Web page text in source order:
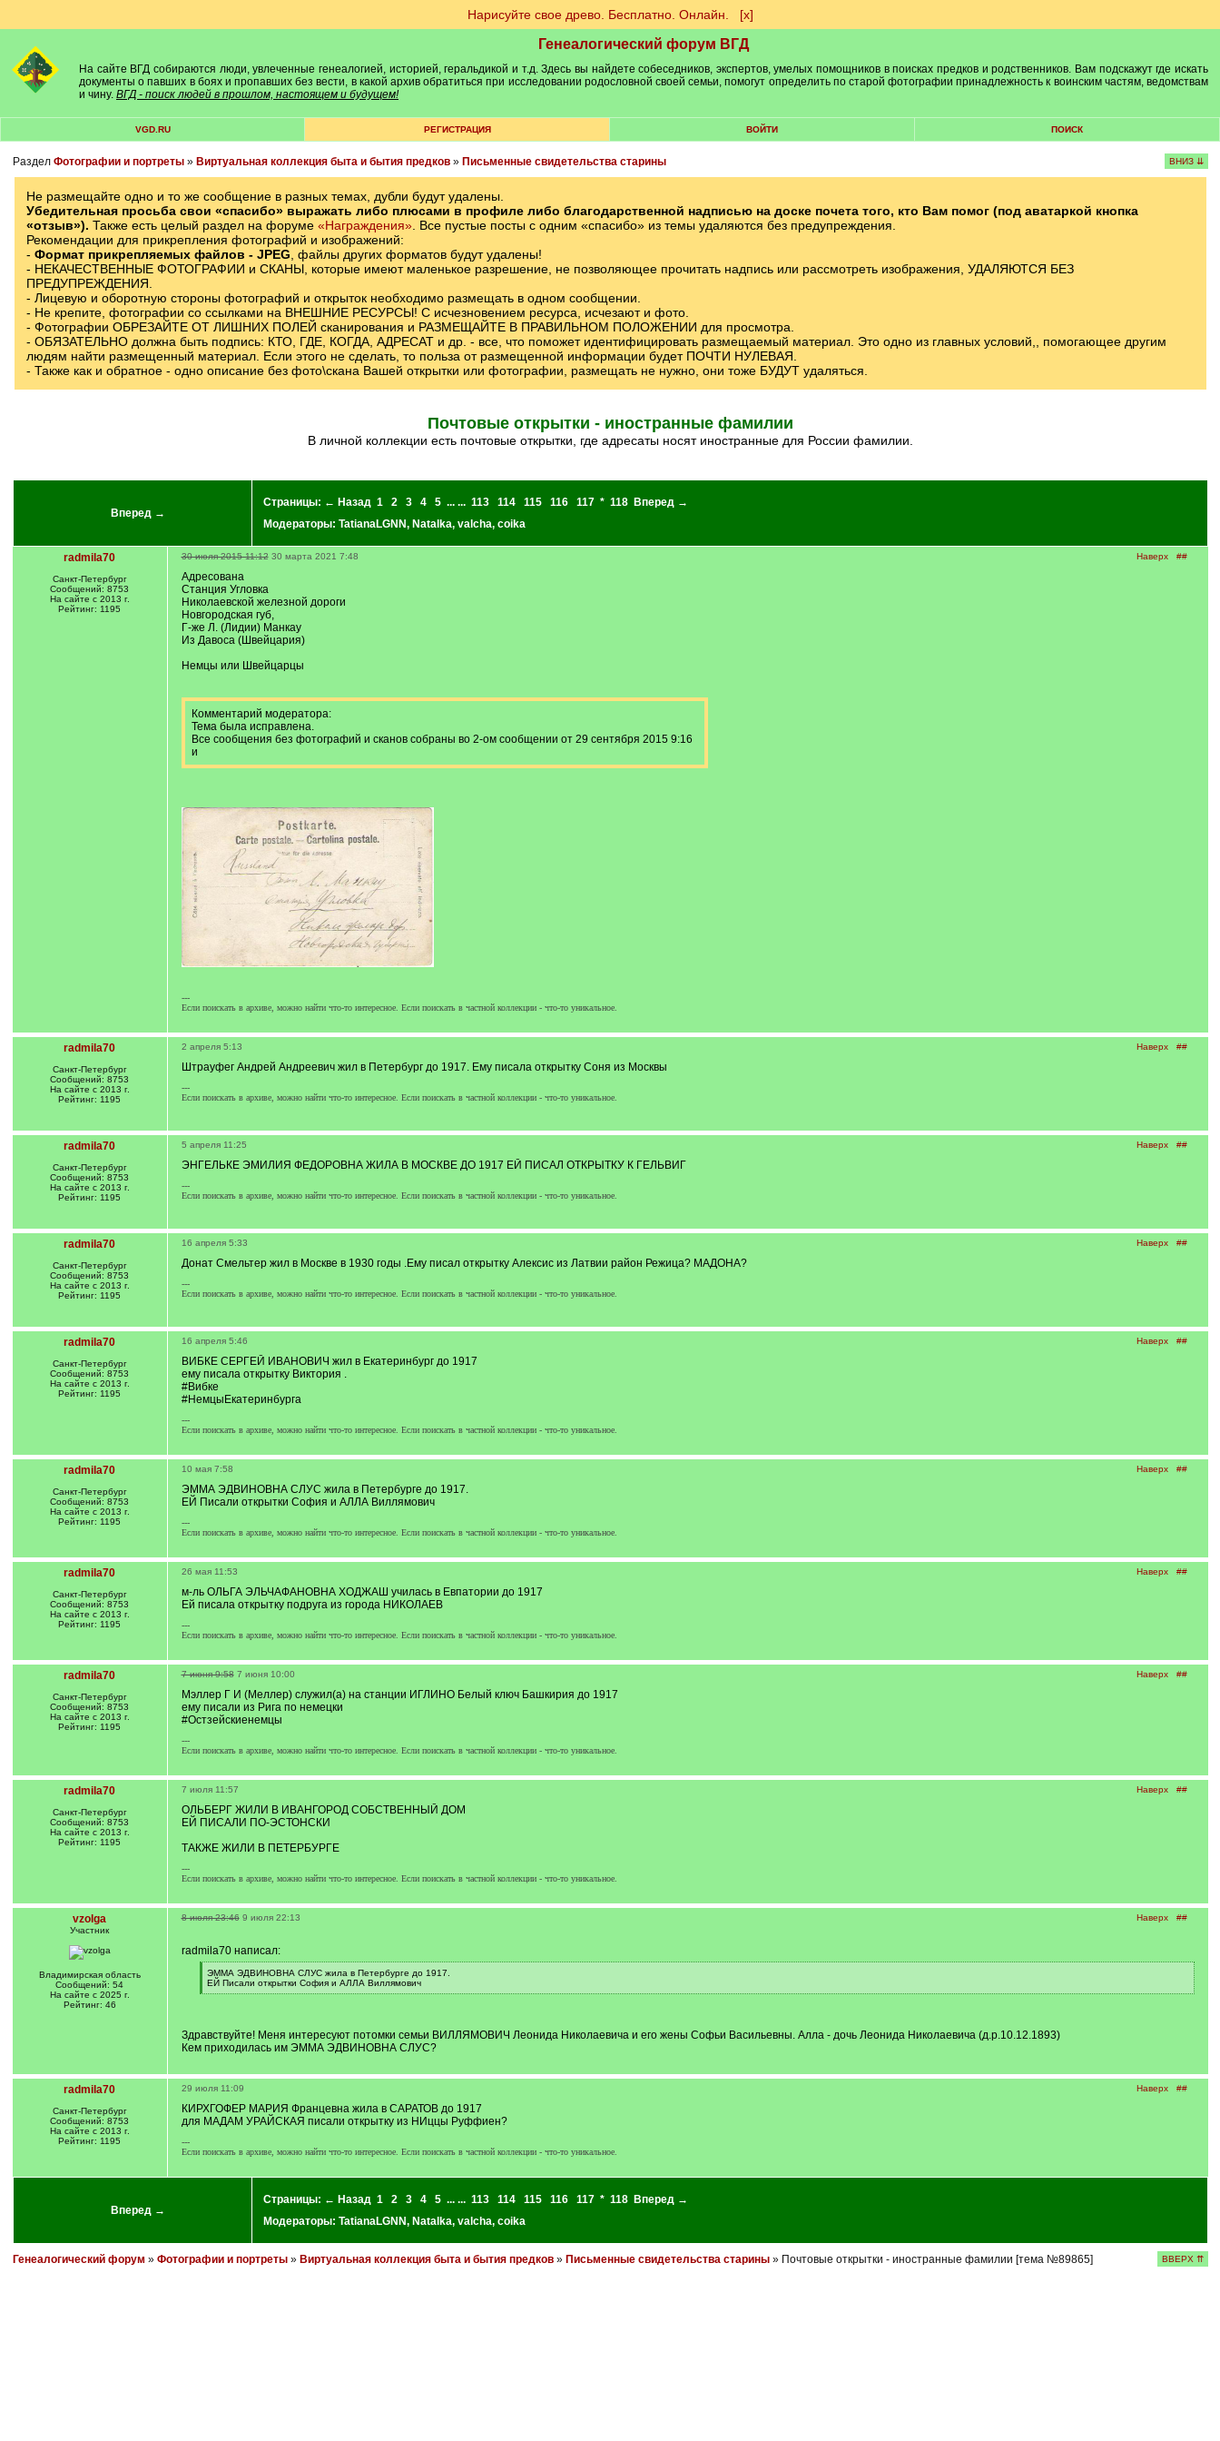
Нарисуйте свое древо. Бесплатно. Онлайн. [х]
Генеалогический форум ВГД
На сайте ВГД собираются люди, увлеченные генеалогией, историей, геральдикой и т.д. Здесь вы найдете собеседников, экспертов, умелых помощников в поисках предков и родственников. Вам подскажут где искать
документы о павших в боях и пропавших без вести, в какой архив обратиться при исследовании родословной своей семьи, помогут определить по старой фотографии принадлежность к воинским частям, ведомствам
и чину. ВГД - поиск людей в прошлом, настоящем и будущем!
VGD.RU РЕГИСТРАЦИЯ ВОЙТИ ПОИСК
Раздел Фотографии и портреты» Виртуальная коллекция быта и бытия предков» Письменные свидетельства старины ВНИЗ ⇊
Не размещайте одно и то же сообщение в разных темах, дубли будут удалены.
Убедительная просьба свои «спасибо» выражать либо плюсами в профиле либо благодарственной надписью на доске почета того, кто Вам помог (под аватаркой кнопка
«отзыв»). Также есть целый раздел на форуме «Награждения». Все пустые посты с одним «спасибо» из темы удаляются без предупреждения.
Рекомендации для прикрепления фотографий и изображений:
- Формат прикрепляемых файлов - JPЕG , файлы других форматов будут удалены!
- НЕКАЧЕСТВЕННЫЕ ФОТОГРАФИИ и СКАНЫ, которые имеют маленькое разрешение, не позволяющее прочитать надпись или рассмотреть изображения, УДАЛЯЮТСЯ БЕЗ
ПРЕДУПРЕЖДЕНИЯ.
- Лицевую и оборотную стороны фотографий и открыток необходимо размещать в одном сообщении.
- Не крепите, фотографии со ссылками на ВНЕШНИЕ РЕСУРСЫ! С исчезновением ресурса, исчезают и фото.
- Фотографии ОБРЕЗАЙТЕ ОТ ЛИШНИХ ПОЛЕЙ сканирования и РАЗМЕЩАЙТЕ В ПРАВИЛЬНОМ ПОЛОЖЕНИИ для просмотра.
- ОБЯЗАТЕЛЬНО должна быть подпись: КТО, ГДЕ, КОГДА, АДРЕСАТ и др. - все, что поможет идентифицировать размещаемый материал. Это одно из главных условий,, помогающее другим
людям найти размещенный материал. Если этого не сделать, то польза от размещенной информации будет ПОЧТИ НУЛЕВАЯ.
- Также как и обратное - одно описание без фото\скана Вашей открытки или фотографии, размещать не нужно, они тоже БУДУТ удаляться.
Почтовые открытки - иностранные фамилии
в личной коллекции есть почтовые открытки, где адресаты носят иностранные для России фамилии.
Вперед →
Страницы: ← Назад 1 2 3 4 5 ... ... 113 114 115 116 117 * 118
Вперед →
Модераторы: TatianaLGNN, Natalka, valcha, coika
radmila70
Санкт-Петербург
Сообщений: 8753
На сайте с 2013 г.
Рейтинг: 1195
Наверх ##
30 июля 2015 11:12 30 марта 2021 7:48
Адресована
Станция Угловка
Николаевской железной дороги
Новгородская губ,
Г-же Л. (Лидии) Манкау
Из Давоса (Швейцария)
Немцы или Швейцарцы
Комментарий модератора:
Тема была исправлена.
Все сообщения без фотографий и сканов собраны во 2-ом сообщении от 29 сентября 2015 9:16
и
---
Если поискать в архиве, можно найти что-то интересное. Если поискать в частной коллекции - что-то уникальное.
radmila70
Санкт-Петербург
Сообщений: 8753
На сайте с 2013 г.
Рейтинг: 1195
Наверх ##
2 апреля 5:13
Штрауфег Андрей Андреевич жил в Петербург до 1917. Ему писала открытку Соня из Москвы
---
Если поискать в архиве, можно найти что-то интересное. Если поискать в частной коллекции - что-то уникальное.
radmila70
Санкт-Петербург
Сообщений: 8753
На сайте с 2013 г.
Рейтинг: 1195
Наверх ##
5 апреля 11:25
ЭНГЕЛЬКЕ ЭМИЛИЯ ФЕДОРОВНА ЖИЛА В МОСКВЕ ДО 1917 ЕЙ ПИСАЛ ОТКРЫТКУ К ГЕЛЬВИГ
---
Если поискать в архиве, можно найти что-то интересное. Если поискать в частной коллекции - что-то уникальное.
radmila70
Санкт-Петербург
Сообщений: 8753
На сайте с 2013 г.
Рейтинг: 1195
Наверх ##
16 апреля 5:33
Донат Смельтер жил в Москве в 1930 годы .Ему писал открытку Алексис из Латвии район Режица? МАДОНА?
---
Если поискать в архиве, можно найти что-то интересное. Если поискать в частной коллекции - что-то уникальное.
radmila70
Санкт-Петербург
Сообщений: 8753
На сайте с 2013 г.
Рейтинг: 1195
Наверх ##
16 апреля 5:46
ВИБКЕ СЕРГЕЙ ИВАНОВИЧ жил в Екатеринбург до 1917
ему писала открытку Виктория .
#Вибке
#НемцыЕкатеринбурга
---
Если поискать в архиве, можно найти что-то интересное. Если поискать в частной коллекции - что-то уникальное.
radmila70
Санкт-Петербург
Сообщений: 8753
На сайте с 2013 г.
Рейтинг: 1195
Наверх ##
10 мая 7:58
ЭММА ЭДВИНОВНА СЛУС жила в Петербурге до 1917.
ЕЙ Писали открытки София и АЛЛА Виллямович
---
Если поискать в архиве, можно найти что-то интересное. Если поискать в частной коллекции - что-то уникальное.
radmila70
Санкт-Петербург
Сообщений: 8753
На сайте с 2013 г.
Рейтинг: 1195
Наверх ##
26 мая 11:53
м-ль ОЛЬГА ЭЛЬЧАФАНОВНА ХОДЖАШ училась в Евпатории до 1917
Ей писала открытку подруга из города НИКОЛАЕВ
---
Если поискать в архиве, можно найти что-то интересное. Если поискать в частной коллекции - что-то уникальное.
radmila70
Санкт-Петербург
Сообщений: 8753
На сайте с 2013 г.
Рейтинг: 1195
Наверх ##
7 июня 9:58 7 июня 10:00
Мэллер Г И (Меллер) служил(а) на станции ИГЛИНО Белый ключ Башкирия до 1917
ему писали из Рига по немецки
#Остзейскиенемцы
---
Если поискать в архиве, можно найти что-то интересное. Если поискать в частной коллекции - что-то уникальное.
radmila70
Санкт-Петербург
Сообщений: 8753
На сайте с 2013 г.
Рейтинг: 1195
Наверх ##
7 июля 11:57
ОЛЬБЕРГ ЖИЛИ В ИВАНГОРОД СОБСТВЕННЫЙ ДОМ
ЕЙ ПИСАЛИ ПО-ЭСТОНСКИ
ТАКЖЕ ЖИЛИ В ПЕТЕРБУРГЕ
---
Если поискать в архиве, можно найти что-то интересное. Если поискать в частной коллекции - что-то уникальное.
vzolga
Участник
Владимирская область
Сообщений: 54
На сайте с 2025 г.
Рейтинг: 46
Наверх ##
8 июля 23:46 9 июля 22:13
radmila70 написал:
[
q
]
ЭММА ЭДВИНОВНА СЛУС жила в Петербурге до 1917.
ЕЙ Писали открытки София и АЛЛА Виллямович
[
Здравствуйте! Меня интересуют потомки семьи ВИЛЛЯМОВИЧ Леонида Николаевича и его жены Софьи Васильевны. Алла - дочь Леонида Николаевича (д.р.10.12.1893)
Кем приходилась им ЭММА ЭДВИНОВНА СЛУС?
radmila70
Санкт-Петербург
Сообщений: 8753
На сайте с 2013 г.
Рейтинг: 1195
Наверх ##
29 июля 11:09
КИРХГОФЕР МАРИЯ Францевна жила в САРАТОВ до 1917
для МАДАМ УРАЙСКАЯ писали открытку из НИццы Руффиен?
---
Если поискать в архиве, можно найти что-то интересное. Если поискать в частной коллекции - что-то уникальное.
Вперед →
Страницы: ← Назад 1 2 3 4 5 ... ... 113 114 115 116 117 * 118
Вперед →
Модераторы: TatianaLGNN, Natalka, valcha, coika
Генеалогический форум » Фотографии и портреты» Виртуальная коллекция быта и бытия предков» Письменные свидетельства старины» Почтовые открытки - иностранные фамилии [тема №89865] ВВЕРХ ⇈